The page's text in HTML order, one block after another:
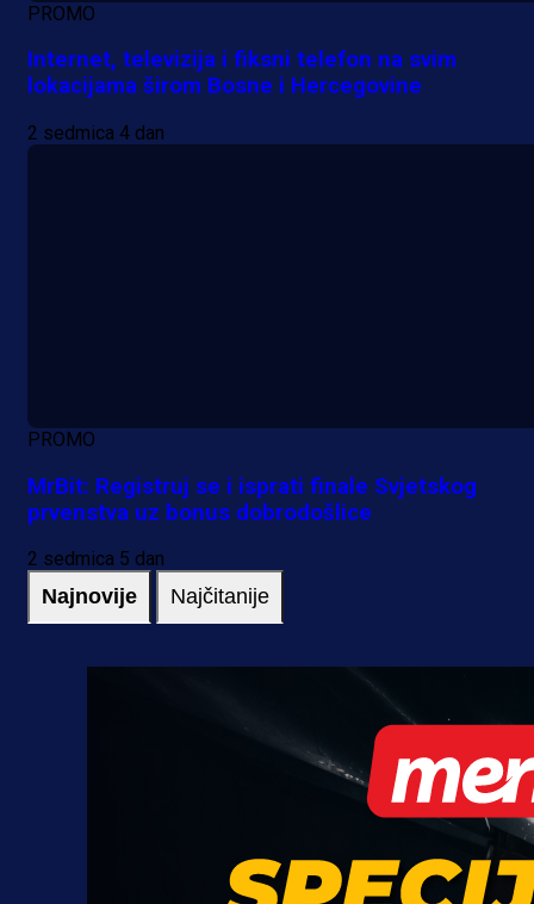
PROMO
Internet, televizija i fiksni telefon na svim
lokacijama širom Bosne i Hercegovine
2 sedmica 4 dan
PROMO
MrBit: Registruj se i isprati finale Svjetskog
prvenstva uz bonus dobrodošlice
2 sedmica 5 dan
Najnovije Najčitanije